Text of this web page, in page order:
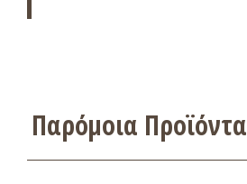
Παρόμοια Προϊόντα